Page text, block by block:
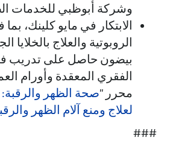
وشركة أبوظبي للخدمات
الابتكار في مايو كلينك،
الروبوتية والعلاج بالخلايا
بيضون حاصل على تدريب
الفقري المعقدة وأورام
محرر "صحة الظهر والرقبة:
لعلاج ومنع آلام الظهر
###